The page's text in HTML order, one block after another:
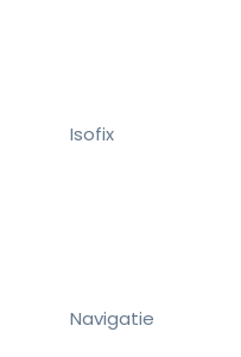
Isofix
Navigatie